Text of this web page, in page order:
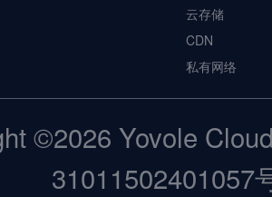
云存储
CDN
私有网络
©2026 Yovole
31011502401057